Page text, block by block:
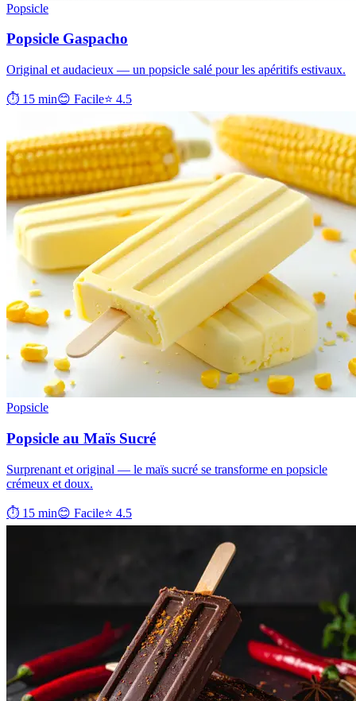
Popsicle
Popsicle Gaspacho
Original et audacieux — un popsicle salé pour les apéritifs estivaux.
⏱ 15 min😊 Facile⭐ 4.5
Popsicle
Popsicle au Maïs Sucré
Surprenant et original — le maïs sucré se transforme en popsicle
crémeux et doux.
⏱ 15 min😊 Facile⭐ 4.5